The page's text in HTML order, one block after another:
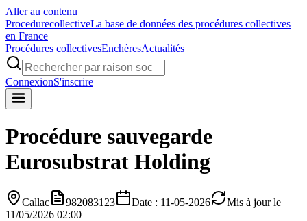
Aller au contenu
ProcedurecollectiveLa base de données des procédures collectives
en France
Procédures collectivesEnchèresActualités
ConnexionS'inscrire
Procédure sauvegarde
Eurosubstrat Holding
Callac 982083123 Date : 11-05-2026
Mis à jour le
11/05/2026 02:00